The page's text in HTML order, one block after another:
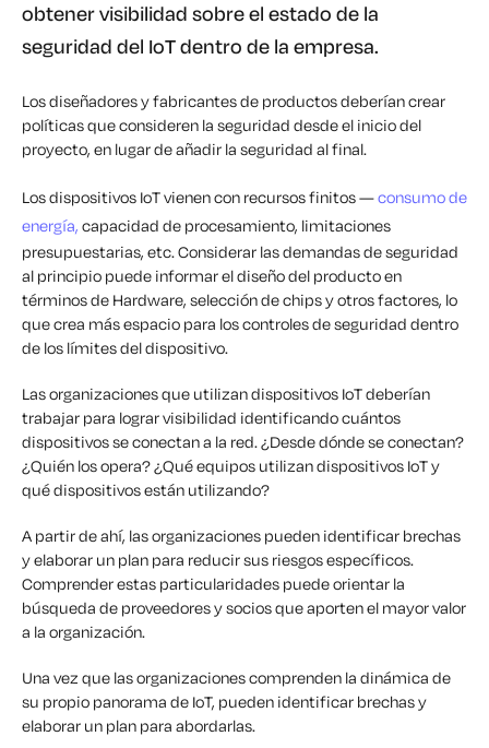
obtener visibilidad sobre el estado de la
seguridad del IoT dentro de la empresa.
Los diseñadores y fabricantes de productos deberían crear
políticas que consideren la seguridad desde el inicio del
proyecto, en lugar de añadir la seguridad al final.
Los dispositivos IoT vienen con recursos finitos —consumo de
energía, capacidad de procesamiento, limitaciones
presupuestarias, etc. Considerar las demandas de seguridad
al principio puede informar el diseño del producto en
términos de Hardware, selección de chips y otros factores, lo
que crea más espacio para los controles de seguridad dentro
de los límites del dispositivo.
Las organizaciones que utilizan dispositivos IoT deberían
trabajar para lograr visibilidad identificando cuántos
dispositivos se conectan a la red. ¿Desde dónde se conectan?
¿Quién los opera? ¿Qué equipos utilizan dispositivos IoT y
qué dispositivos están utilizando?
A partir de ahí, las organizaciones pueden identificar brechas
y elaborar un plan para reducir sus riesgos específicos.
Comprender estas particularidades puede orientar la
búsqueda de proveedores y socios que aporten el mayor valor
a la organización.
Una vez que las organizaciones comprenden la dinámica de
su propio panorama de IoT, pueden identificar brechas y
elaborar un plan para abordarlas.